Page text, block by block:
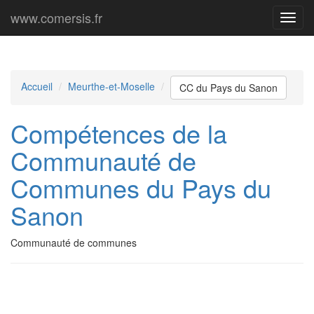
Menu
www.comersis.fr
Accueil Meurthe-et-Moselle CC du Pays du Sanon
Compétences de la
Communauté de
Communes du Pays du
Sanon
Communauté de communes